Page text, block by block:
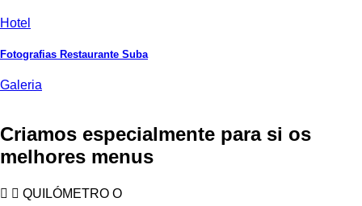
Hotel
Fotografias Restaurante Suba
Galeria
Criamos especialmente para si os
melhores menus
QUILÓMETRO O